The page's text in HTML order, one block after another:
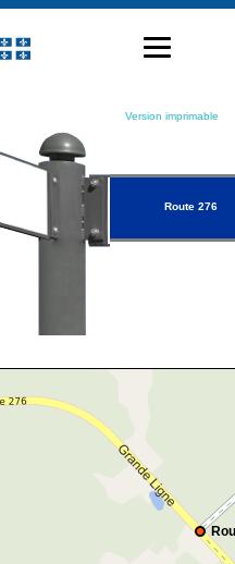
Version imprimable
Route 276